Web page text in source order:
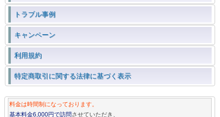
トラブル事例
キャンペーン
利用規約
特定商取引に関する法律に基づく表示
料金は時間制になっております。
基本料金6,000円で訪問させていただき、